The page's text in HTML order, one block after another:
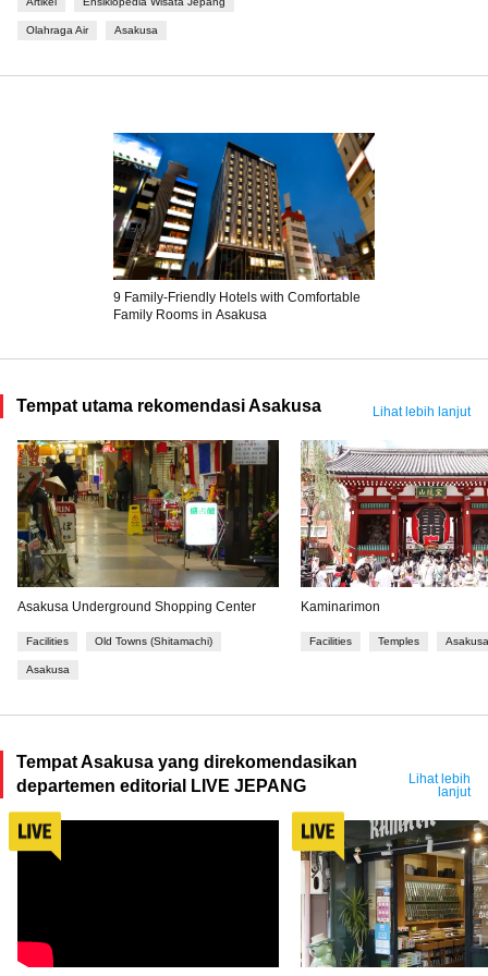
tersebut ditutup secara berturut-turut sehingga menyebabkan situasi
pengunjung Asakusa. Hingga saat ini pun, Asakusa merupakan salah satu
tempat wisata terdepan di Tokyo dan seluruh Jepang.
Olahraga Air Asakusa
9 Family-Friendly Hotels with Comfortable
Family Rooms in Asakusa
Tempat utama rekomendasi Asakusa Lihat lebih lanjut
Asakusa Underground Shopping Center
Facilities Old Towns (Shitamachi)
Asakusa
Kaminarimon
Facilities Temples Asakusa
Tempat Asakusa yang direkomendasikan
departemen editorial LIVE JEPANG
Lihat lebih
lanjut